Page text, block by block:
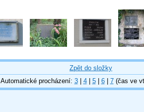
Zpět do složky
Automatické procházení: 3| 4| 5| 6| 7(čas ve